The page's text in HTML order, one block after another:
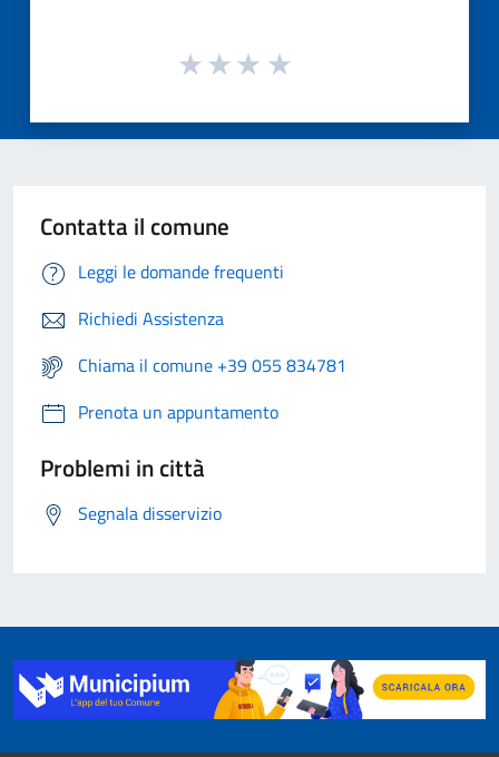
Contatta il comune
Leggi le domande frequenti
Richiedi Assistenza
Chiama il comune +39 055 834781
Prenota un appuntamento
Problemi in città
Segnala disservizio